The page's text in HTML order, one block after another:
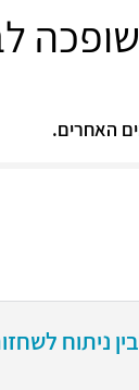
האחרים.
ניתוח